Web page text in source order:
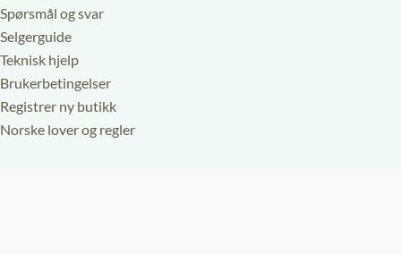
Spørsmål og svar
Selgerguide
Teknisk hjelp
Brukerbetingelser
Registrer ny butikk
Norske lover og regler